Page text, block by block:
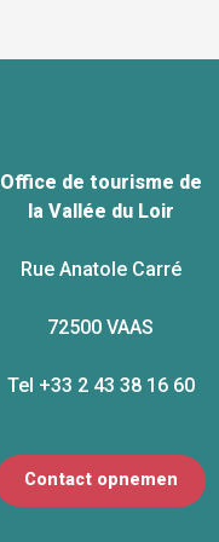
Office de tourisme de
la Vallée du Loir
Rue Anatole Carré
72500 VAAS
Tel +33 2 43 38 16 60
Contact opnemen